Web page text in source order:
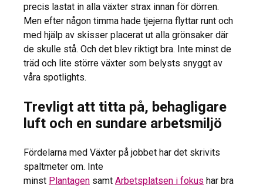
precis lastat in alla växter strax innan för dörren.
Men efter någon timma hade tjejerna flyttar runt och
med hjälp av skisser placerat ut alla grönsaker där
de skulle stå. Och det blev riktigt bra. Inte minst de
träd och lite större växter som belysts snyggt av
våra spotlights.
Trevligt att titta på, behagligare
luft och en sundare arbetsmiljö
Fördelarna med Växter på jobbet har det skrivits
spaltmeter om. Inte
minst Plantagen samt Arbetsplatsen i fokus har bra